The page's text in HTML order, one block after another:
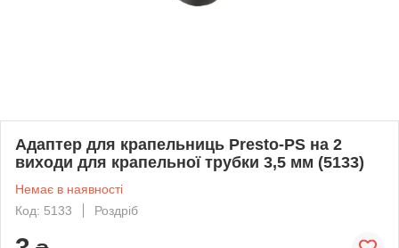
Адаптер для крапельниць Presto-PS на 2
виходи для крапельної трубки 3,5 мм (5133)
Немає в наявності
Код: 5133
Роздріб